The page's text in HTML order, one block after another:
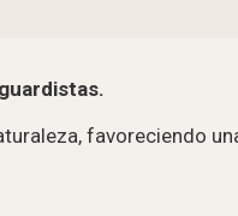
favoreciendo